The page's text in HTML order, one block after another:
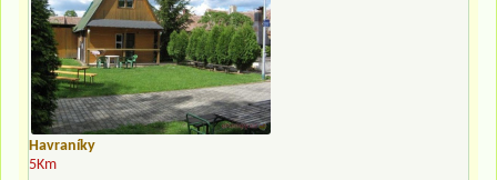
Havraníky
5Km